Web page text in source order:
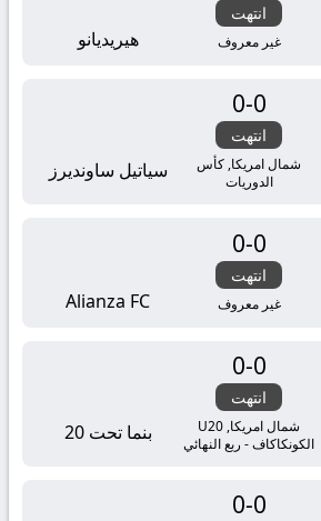
انتهت
غير معروف هيريديانو
0
-
0
انتهت
شمال امريكا, كأس
الدوريات
سياتيل ساونديرز
0
-
0
انتهت
غير معروف Alianza FC
0
-
0
انتهت
شمال امريكا, U20
الكونكاكاف - ربع النهائي
بنما تحت 20
0
-
0